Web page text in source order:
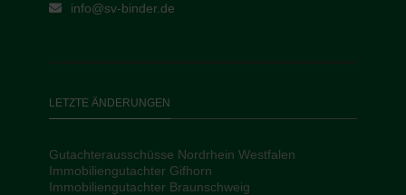
info@sv-binder.de
LETZTE ÄNDERUNGEN
Gutachterausschüsse Nordrhein Westfalen
Immobiliengutachter Gifhorn
Immobiliengutachter Braunschweig